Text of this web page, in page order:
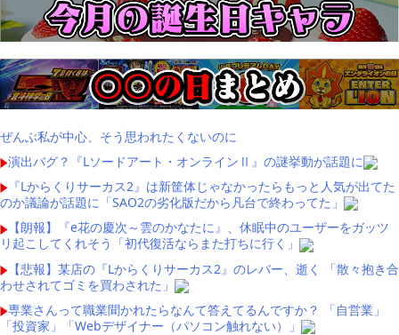
ぜんぶ私が中心、そう思われたくないのに
演出バグ？『Lソードアート・オンラインⅡ』の謎挙動が話題に
『Lからくりサーカス2』は新筐体じゃなかったらもっと人気が出てた
のか議論が話題に「SAO2の劣化版だから凡台で終わってた」
【朗報】『e花の慶次～雲のかなたに』、休眠中のユーザーをガッツ
リ起こしてくれそう「初代復活ならまた打ちに行く」
【悲報】某店の『Lからくりサーカス2』のレバー、逝く 「散々抱き合
わせされてゴミを買わされた」
専業さんって職業聞かれたらなんて答えてるんですか？ 「自営業」
「投資家」「Webデザイナー（パソコン触れない）」